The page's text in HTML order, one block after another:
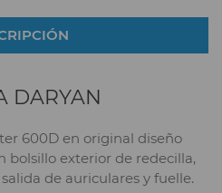
DARYAN
600D en original diseño
bolsillo exterior de redecilla,
de auriculares y fuelle.